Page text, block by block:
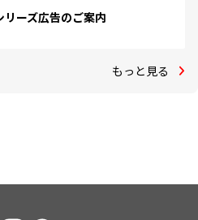
リーズ広告のご案内
もっと見る